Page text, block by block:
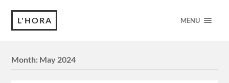
L'HORA MENU
Month: May 2024